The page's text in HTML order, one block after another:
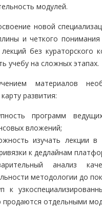
модулей.
новой
и четкого
без кураторского
учебу на сложных этапах.
материалов
развития:
программ
вложений;
изучать лекции в
к дедлайнам
анализ
методологии до
к
продаются отдельными